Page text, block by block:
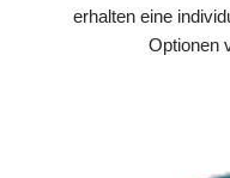
erhalten eine
Optionen